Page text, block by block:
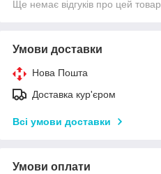
Ще немає відгуків про цей товар
Умови доставки
Нова Пошта
Доставка кур'єром
Всі умови доставки
Умови оплати